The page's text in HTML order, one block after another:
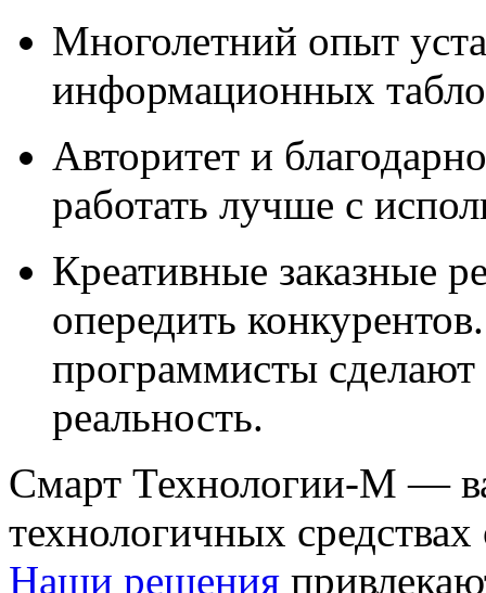
Многолетний опыт
информационных
Авторитет и
работать лучше с
Креативные заказные
опередить
программисты сделают
реальность.
Смарт Технологии-М —
технологичных
Наши решения